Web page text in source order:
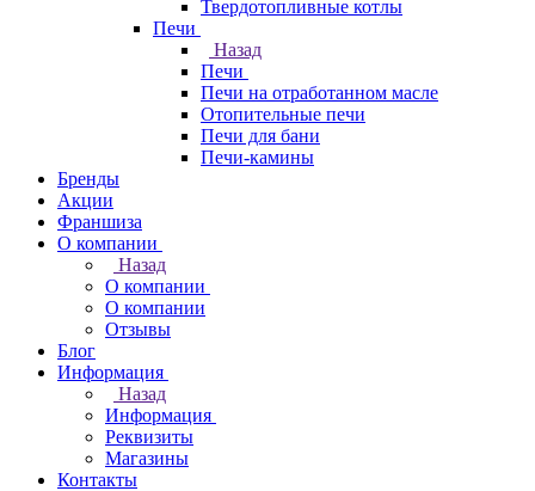
Твердотопливные котлы
Печи
Назад
Печи
Печи на отработанном масле
Отопительные печи
Печи для бани
Печи-камины
Бренды
Акции
Франшиза
О компании
Назад
О компании
О компании
Отзывы
Блог
Информация
Назад
Информация
Реквизиты
Магазины
Контакты